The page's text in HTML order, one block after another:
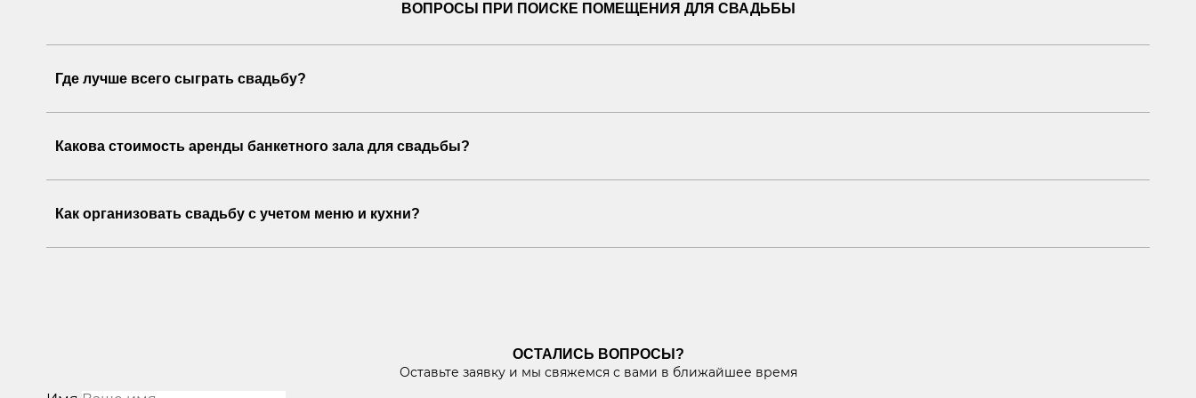
ВОПРОСЫ ПРИ ПОИСКЕ ПОМЕЩЕНИЯ ДЛЯ СВАДЬБЫ
Где лучше всего сыграть свадьбу?
Какова стоимость аренды банкетного зала для свадьбы?
Как организовать свадьбу с учетом меню и кухни?
ОСТАЛИСЬ ВОПРОСЫ?
Оставьте заявку и мы свяжемся с вами в ближайшее время